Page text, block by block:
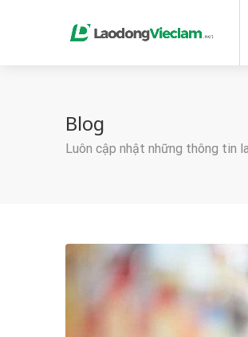
Blog
Luôn cập nhật những thông tin